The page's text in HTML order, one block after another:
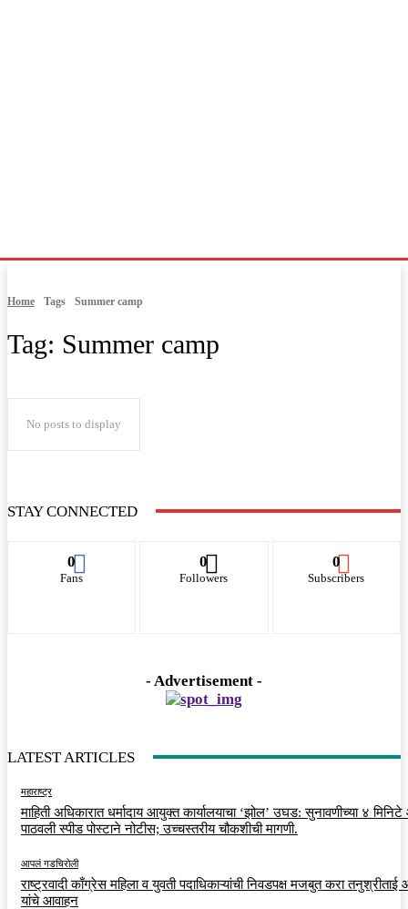
Home Tags Summer camp
Tag: Summer camp
No posts to display
STAY CONNECTED
0
Fans
0
Followers
0
Subscribers
- Advertisement -
LATEST ARTICLES
महाराष्ट्र
माहिती अधिकारात धर्मादाय आयुक्त कार्यालयाचा ‘झोल’ उघड: सुनावणीच्या ४
पाठवली स्पीड पोस्टाने नोटीस; उच्चस्तरीय चौकशीची मागणी.
आपलं गडचिरोली
राष्ट्रवादी काँग्रेस महिला व युवती पदाधिकाऱ्यांची निवडपक्ष मजबुत करा तनुश्रीताई
यांचे आवाहन